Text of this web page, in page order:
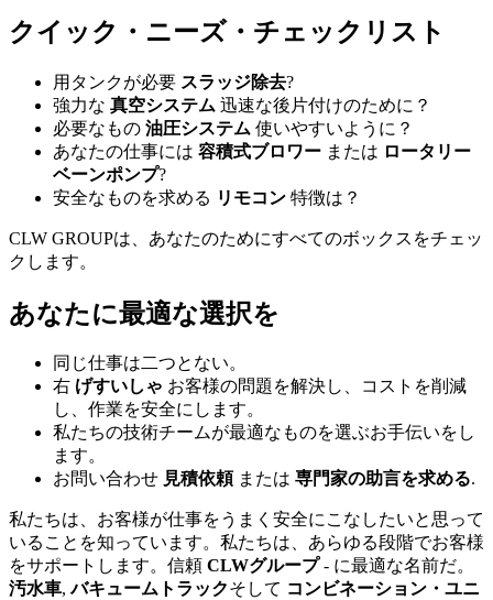
クイック・ニーズ・チェックリスト
用タンクが必要 スラッジ除去?
強力な 真空システム 迅速な後片付けのために？
必要なもの 油圧システム 使いやすいように？
あなたの仕事には 容積式ブロワー または ロータリー
ベーンポンプ?
安全なものを求める リモコン 特徴は？
CLW GROUPは、あなたのためにすべてのボックスをチェッ
クします。
あなたに最適な選択を
同じ仕事は二つとない。
右 げすいしゃ お客様の問題を解決し、コストを削減
し、作業を安全にします。
私たちの技術チームが最適なものを選ぶお手伝いをし
ます。
お問い合わせ 見積依頼または 専門家の助言を求める.
私たちは、お客様が仕事をうまく安全にこなしたいと思って
いることを知っています。私たちは、あらゆる段階でお客様
をサポートします。信頼 CLWグループ- に最適な名前だ。
汚水車,バキュームトラックそして コンビネーション・ユニ